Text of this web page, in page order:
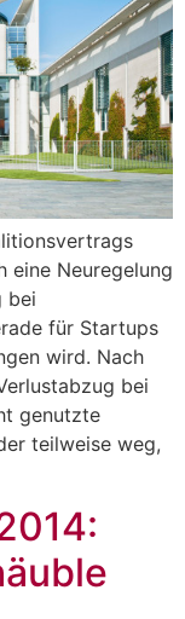
eine Neuregelung
bei
für Startups
wird. Nach
bei
genutzte
teilweise weg,